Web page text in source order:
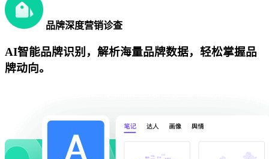
品牌深度营销诊查
AI智能品牌识别，解析海量品牌数据，轻松掌握品
牌动向。